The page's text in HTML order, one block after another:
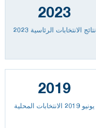
2023
نتائج الانتخابات الرئاسية 2023
2019
يونيو 2019 الانتخابات المحلية